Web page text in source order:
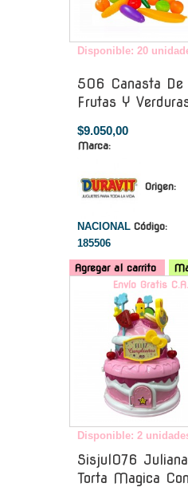
Disponible: 20
506 Canasta De
Frutas Y
$9.050,00
Marca:
Origen:
NACIONAL Código:
185506
Agregar al carrito
Envío Gratis
Disponible: 2
Sisjul076 Juliana
Torta Magica Con